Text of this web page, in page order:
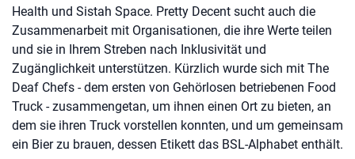
Health und Sistah Space. Pretty Decent sucht auch die
Zusammenarbeit mit Organisationen, die ihre Werte teilen
und sie in Ihrem Streben nach Inklusivität und
Zugänglichkeit unterstützen. Kürzlich wurde sich mit The
Deaf Chefs - dem ersten von Gehörlosen betriebenen Food
Truck - zusammengetan, um ihnen einen Ort zu bieten, an
dem sie ihren Truck vorstellen konnten, und um gemeinsam
ein Bier zu brauen, dessen Etikett das BSL-Alphabet enthält.